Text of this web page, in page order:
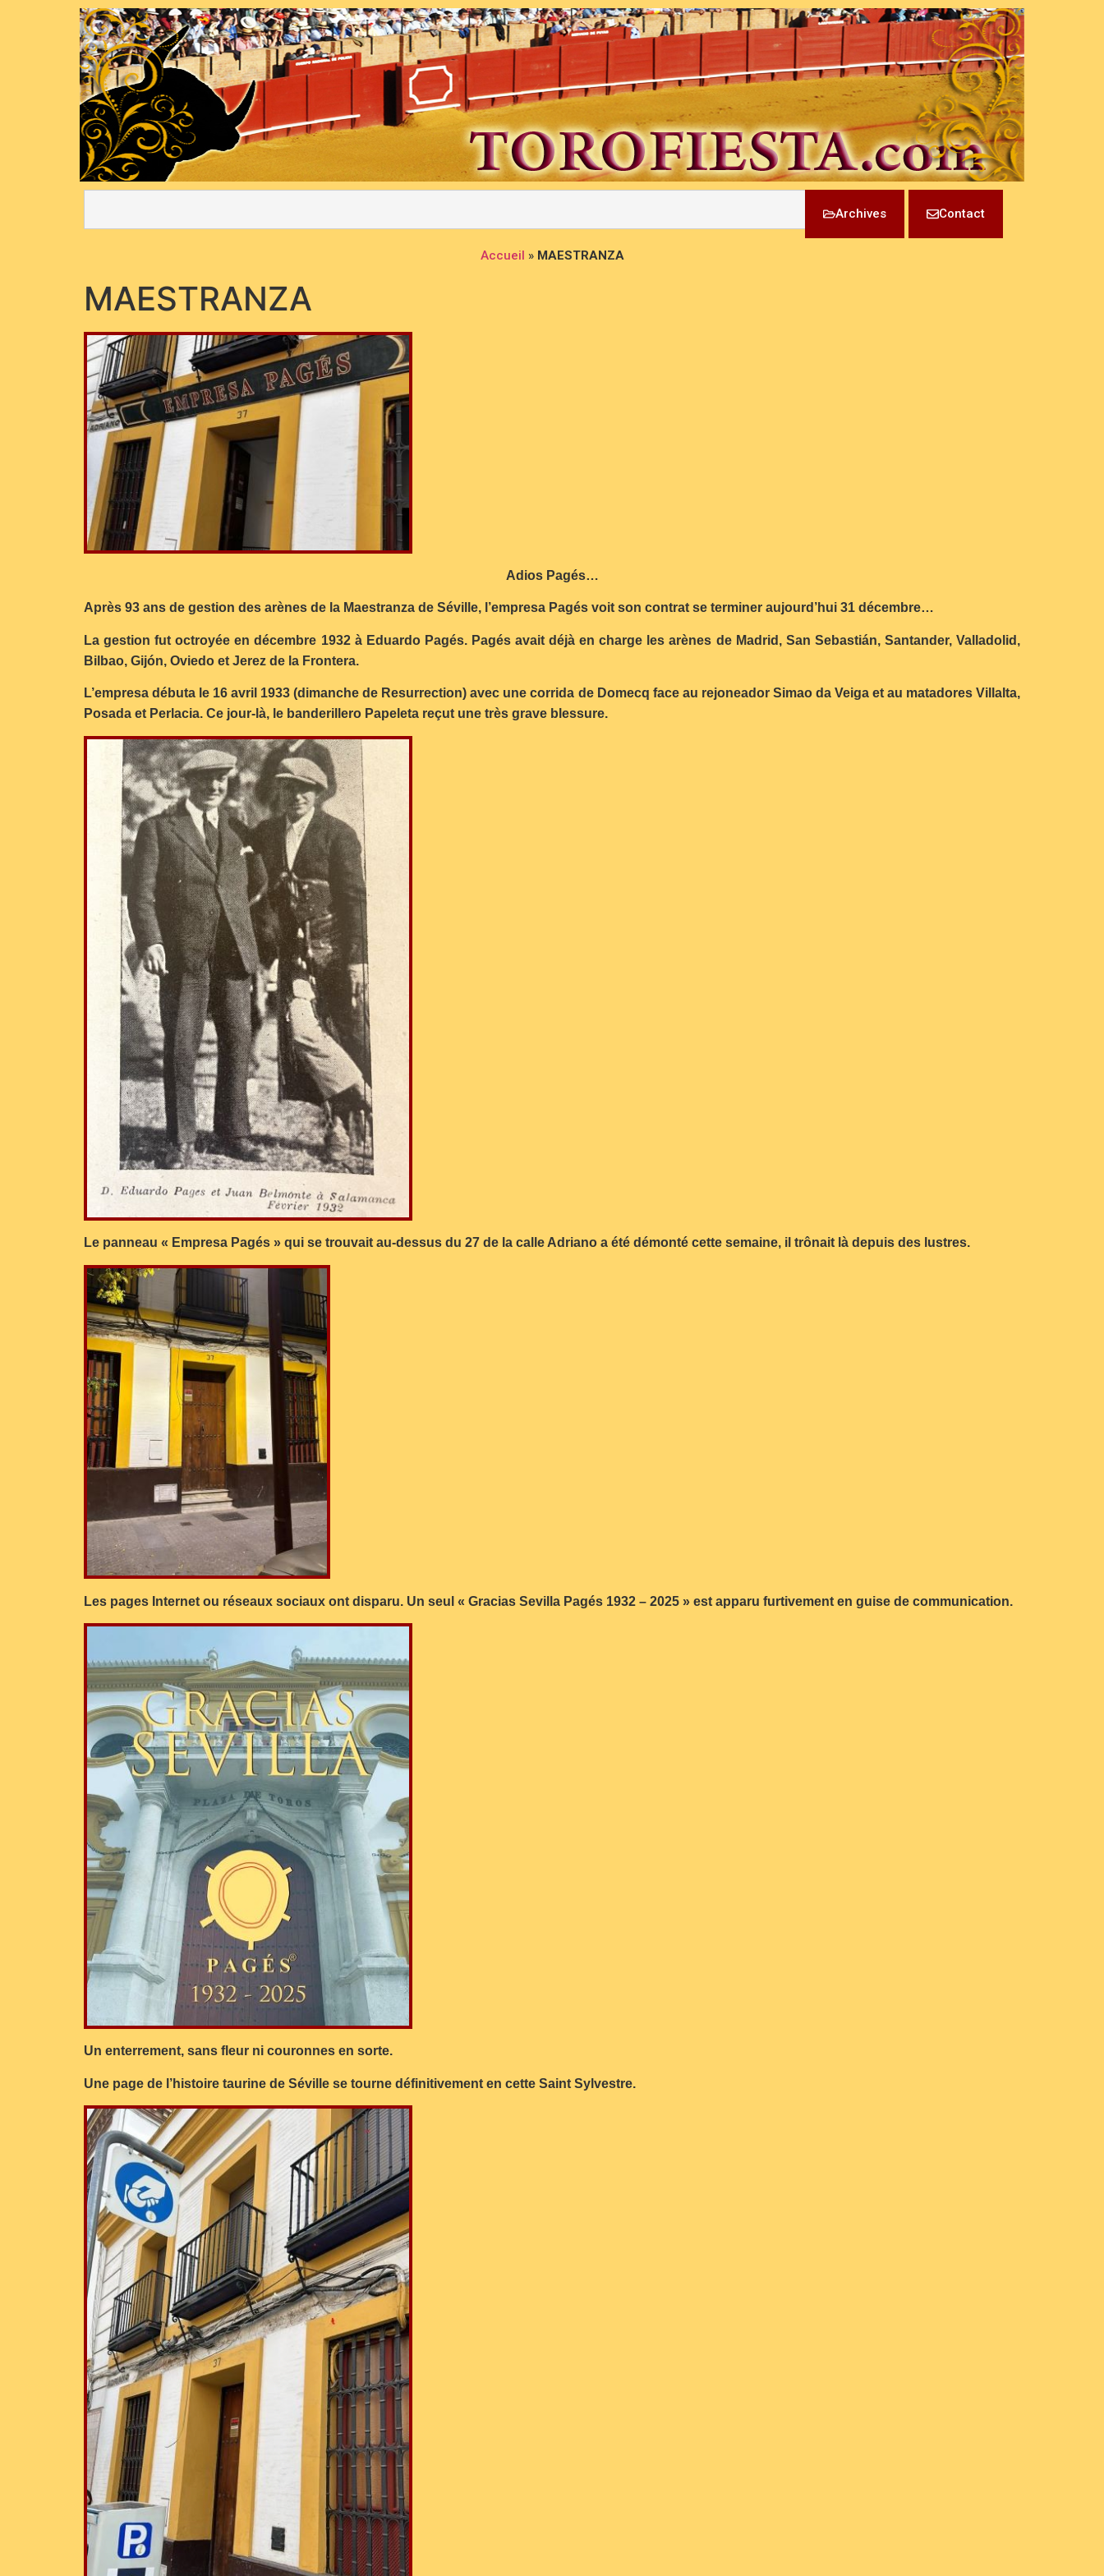
Archives Contact
Accueil » MAESTRANZA
MAESTRANZA
Adios Pagés…
Après 93 ans de gestion des arènes de la Maestranza de Séville, l’empresa Pagés voit son contrat se terminer aujourd’hui 31 décembre…
La gestion fut octroyée en décembre 1932 à Eduardo Pagés. Pagés avait déjà en charge les arènes de Madrid, San Sebastián, Santander, Valladolid,
Bilbao, Gijón, Oviedo et Jerez de la Frontera.
L’empresa débuta le 16 avril 1933 (dimanche de Resurrection) avec une corrida de Domecq face au rejoneador Simao da Veiga et au matadores Villalta,
Posada et Perlacia. Ce jour-là, le banderillero Papeleta reçut une très grave blessure.
Le panneau « Empresa Pagés » qui se trouvait au-dessus du 27 de la calle Adriano a été démonté cette semaine, il trônait là depuis des lustres.
Les pages Internet ou réseaux sociaux ont disparu. Un seul « Gracias Sevilla Pagés 1932 – 2025 » est apparu furtivement en guise de communication.
Un enterrement, sans fleur ni couronnes en sorte.
Une page de l’histoire taurine de Séville se tourne définitivement en cette Saint Sylvestre.